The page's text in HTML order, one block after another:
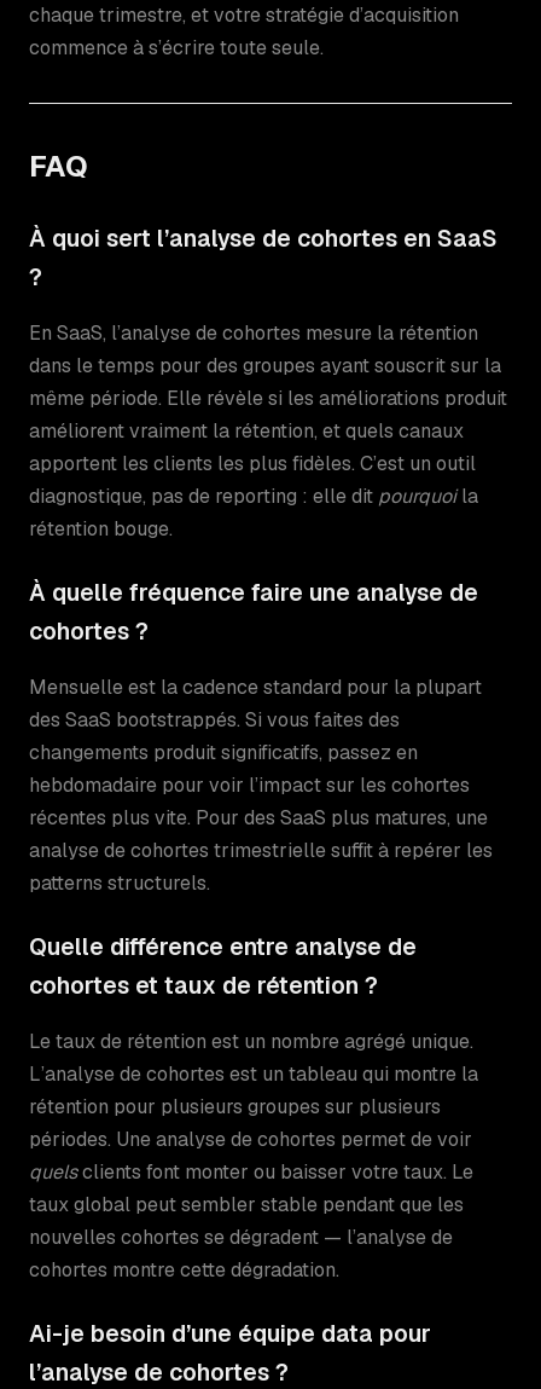
chaque trimestre, et votre stratégie d’acquisition
commence à s’écrire toute seule.
FAQ
À quoi sert l’analyse de cohortes en SaaS
?
En SaaS, l’analyse de cohortes mesure la rétention
dans le temps pour des groupes ayant souscrit sur la
même période. Elle révèle si les améliorations produit
améliorent vraiment la rétention, et quels canaux
apportent les clients les plus fidèles. C’est un outil
diagnostique, pas de reporting : elle dit pourquoila
rétention bouge.
À quelle fréquence faire une analyse de
cohortes ?
Mensuelle est la cadence standard pour la plupart
des SaaS bootstrappés. Si vous faites des
changements produit significatifs, passez en
hebdomadaire pour voir l’impact sur les cohortes
récentes plus vite. Pour des SaaS plus matures, une
analyse de cohortes trimestrielle suffit à repérer les
patterns structurels.
Quelle différence entre analyse de
cohortes et taux de rétention ?
Le taux de rétention est un nombre agrégé unique.
L’analyse de cohortes est un tableau qui montre la
rétention pour plusieurs groupes sur plusieurs
périodes. Une analyse de cohortes permet de voir
quelsclients font monter ou baisser votre taux. Le
taux global peut sembler stable pendant que les
nouvelles cohortes se dégradent — l’analyse de
cohortes montre cette dégradation.
Ai-je besoin d’une équipe data pour
l’analyse de cohortes ?